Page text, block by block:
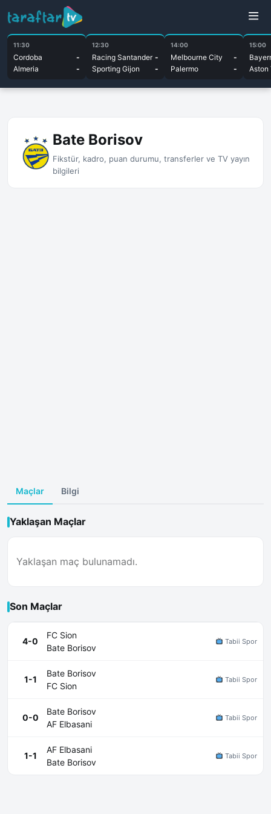
11:30
Cordoba
-
Almeria
-
12:30
Racing Santander -
Sporting Gijon
-
14:00
Melbourne City
-
Palermo
-
15:00
Aston
Bate Borisov
Fikstür, kadro, puan durumu, transferler ve TV yayın
bilgileri
Maçlar Bilgi
Yaklaşan Maçlar
Yaklaşan maç bulunamadı.
Son Maçlar
4-0
FC Sion
Bate Borisov
Tabii Spor
1-1
Bate Borisov
FC Sion
Tabii Spor
0-0
Bate Borisov
AF Elbasani
Tabii Spor
1-1
AF Elbasani
Bate Borisov
Tabii Spor